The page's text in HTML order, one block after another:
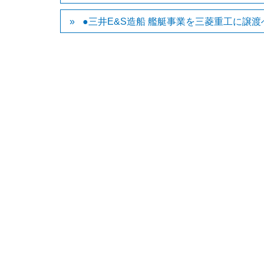
●三井E&S造船 艦艇事業を三菱重工に譲渡